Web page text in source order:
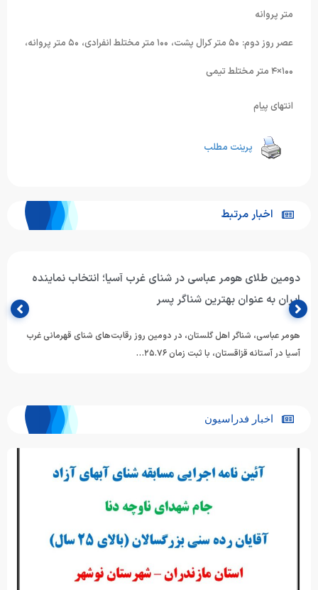
متر پروانه
عصر روز دوم: ۵۰ متر کرال پشت، ۱۰۰ متر مختلط انفرادی، ۵۰ متر پروانه،
۱۰۰×۴ متر مختلط تیمی
انتهای پیام
پرینت مطلب
اخبار مرتبط
دومین طلای هومر عباسی در شنای غرب آسیا؛ انتخاب نماینده
ایران به عنوان بهترین شناگر پسر
هومر عباسی، شناگر اهل گلستان، در دومین روز رقابت‌های شنای قهرمانی غرب
آسیا در آستانه قزاقستان، با ثبت زمان ۲۵.۷۶…
اخبار فدراسیون